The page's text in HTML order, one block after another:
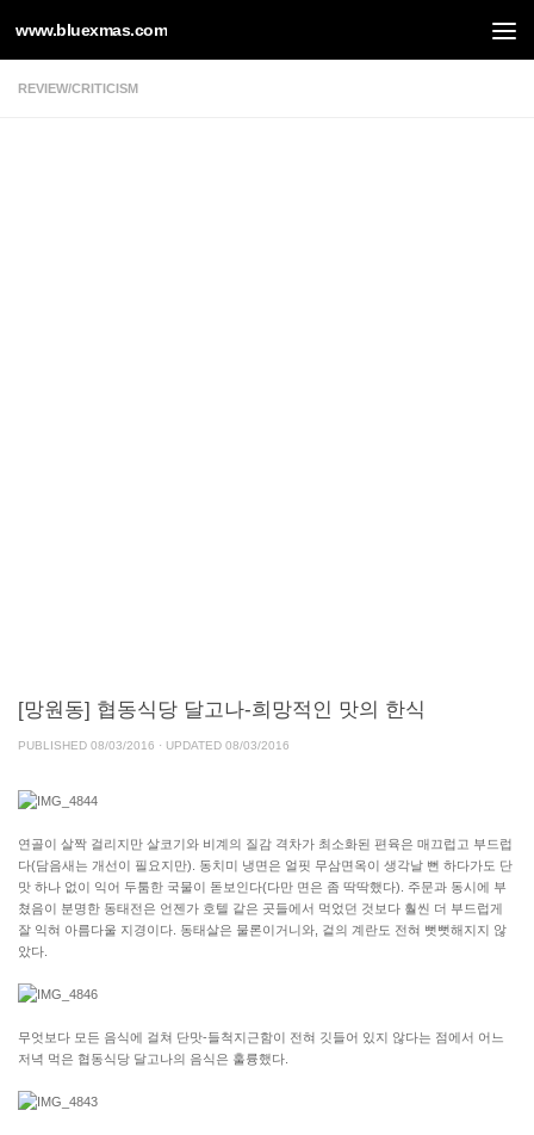
Skip to content
www.bluexmas.com
REVIEW/CRITICISM
[망원동] 협동식당 달고나-희망적인 맛의 한식
PUBLISHED 08/03/2016 · UPDATED 08/03/2016
연골이 살짝 걸리지만 살코기와 비계의 질감 격차가 최소화된 편육은 매끄럽고 부드럽
다(담음새는 개선이 필요지만). 동치미 냉면은 얼핏 무삼면옥이 생각날 뻔 하다가도 단
맛 하나 없이 익어 두툼한 국물이 돋보인다(다만 면은 좀 딱딱했다). 주문과 동시에 부
쳤음이 분명한 동태전은 언젠가 호텔 같은 곳들에서 먹었던 것보다 훨씬 더 부드럽게
잘 익혀 아름다울 지경이다. 동태살은 물론이거니와, 겉의 계란도 전혀 뻣뻣해지지 않
았다.
무엇보다 모든 음식에 걸쳐 단맛-들척지근함이 전혀 깃들어 있지 않다는 점에서 어느
저녁 먹은 협동식당 달고나의 음식은 훌륭했다.